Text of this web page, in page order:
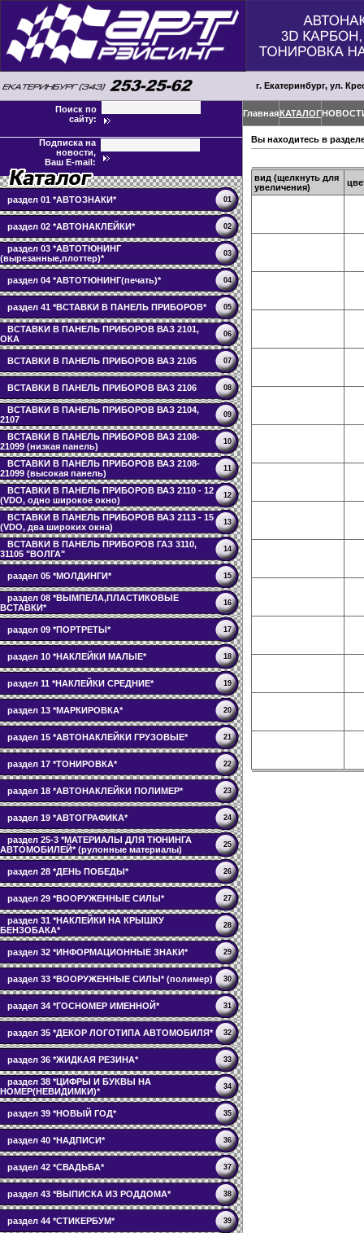
г. Екатеринбург, ул.
Поиск по
сайту:
Подписка на
новости,
Ваш E-mail:
раздел 01 *АВТОЗНАКИ* 01
раздел 02 *АВТОНАКЛЕЙКИ* 02
раздел 03 *АВТОТЮНИНГ
(вырезанные,плоттер)*
03
раздел 04 *АВТОТЮНИНГ(печать)* 04
раздел 41 *ВСТАВКИ В ПАНЕЛЬ ПРИБОРОВ* 05
ВСТАВКИ В ПАНЕЛЬ ПРИБОРОВ ВАЗ 2101,
ОКА
06
ВСТАВКИ В ПАНЕЛЬ ПРИБОРОВ ВАЗ 2105 07
ВСТАВКИ В ПАНЕЛЬ ПРИБОРОВ ВАЗ 2106 08
ВСТАВКИ В ПАНЕЛЬ ПРИБОРОВ ВАЗ 2104,
2107
09
ВСТАВКИ В ПАНЕЛЬ ПРИБОРОВ ВАЗ 2108-
21099 (низкая панель)
10
ВСТАВКИ В ПАНЕЛЬ ПРИБОРОВ ВАЗ 2108-
21099 (высокая панель)
11
ВСТАВКИ В ПАНЕЛЬ ПРИБОРОВ ВАЗ 2110 - 12
(VDO, одно широкое окно)
12
ВСТАВКИ В ПАНЕЛЬ ПРИБОРОВ ВАЗ 2113 - 15
(VDO, два широких окна)
13
ВСТАВКИ В ПАНЕЛЬ ПРИБОРОВ ГАЗ 3110,
31105 "ВОЛГА"
14
раздел 05 *МОЛДИНГИ* 15
раздел 08 *ВЫМПЕЛА,ПЛАСТИКОВЫЕ
ВСТАВКИ*
16
раздел 09 *ПОРТРЕТЫ* 17
раздел 10 *НАКЛЕЙКИ МАЛЫЕ* 18
раздел 11 *НАКЛЕЙКИ СРЕДНИЕ* 19
раздел 13 *МАРКИРОВКА* 20
раздел 15 *АВТОНАКЛЕЙКИ ГРУЗОВЫЕ* 21
раздел 17 *ТОНИРОВКА* 22
раздел 18 *АВТОНАКЛЕЙКИ ПОЛИМЕР* 23
раздел 19 *АВТОГРАФИКА* 24
раздел 25-3 *МАТЕРИАЛЫ ДЛЯ ТЮНИНГА
АВТОМОБИЛЕЙ* (рулонные материалы)
25
раздел 28 *ДЕНЬ ПОБЕДЫ* 26
раздел 29 *ВООРУЖЕННЫЕ СИЛЫ* 27
раздел 31 *НАКЛЕЙКИ НА КРЫШКУ
БЕНЗОБАКА*
28
раздел 32 *ИНФОРМАЦИОННЫЕ ЗНАКИ* 29
раздел 33 *ВООРУЖЕННЫЕ СИЛЫ* (полимер) 30
раздел 34 *ГОСНОМЕР ИМЕННОЙ* 31
раздел 35 *ДЕКОР ЛОГОТИПА АВТОМОБИЛЯ* 32
раздел 36 *ЖИДКАЯ РЕЗИНА* 33
раздел 38 *ЦИФРЫ И БУКВЫ НА
НОМЕР(НЕВИДИМКИ)*
34
раздел 39 *НОВЫЙ ГОД* 35
раздел 40 *НАДПИСИ* 36
раздел 42 *СВАДЬБА* 37
раздел 43 *ВЫПИСКА ИЗ РОДДОМА* 38
раздел 44 *СТИКЕРБУМ* 39
ГлавнаяКАТАЛОГ
Вы находитесь в
вид (щелкнуть для
увеличения)